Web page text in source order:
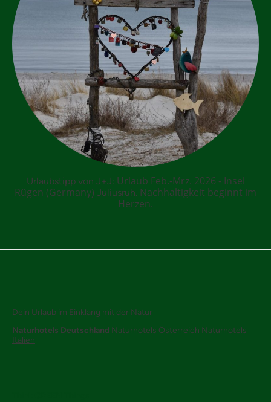
Urlaubstipp von J+J: Urlaub Feb.-Mrz. 2026 - Insel
Rügen (Germany) Juliusruh. Nachhaltigkeit beginnt im
Herzen.
Dein Urlaub im Einklang mit der Natur
Naturhotels Deutschland Naturhotels Österreich Naturhotels
Italien